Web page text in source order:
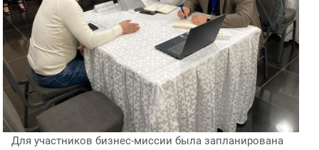
Для участников бизнес-миссии была запланирована